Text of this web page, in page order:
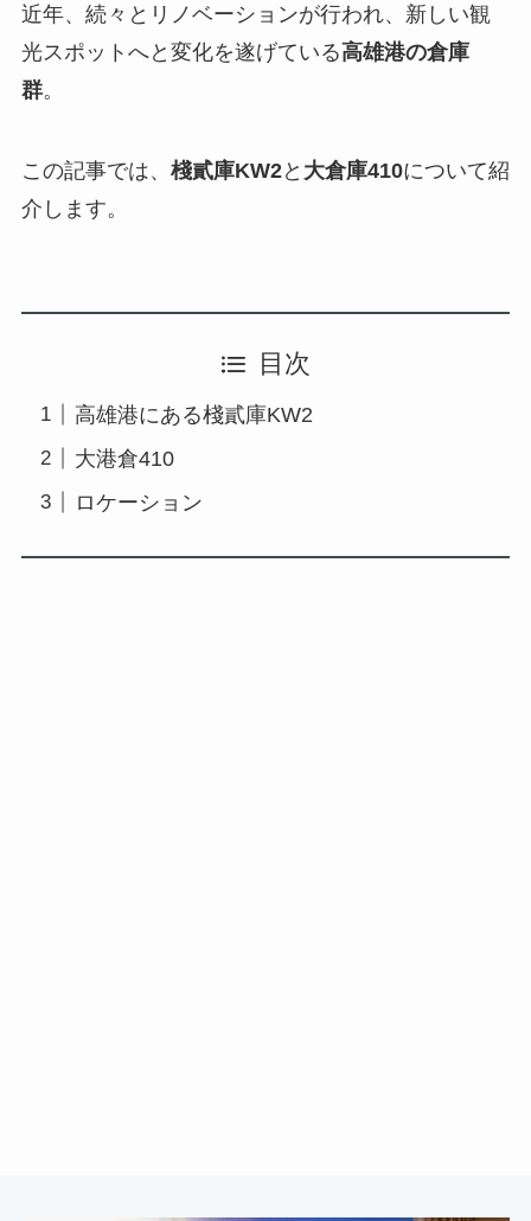
近年、続々とリノベーションが行われ、新しい観
光スポットへと変化を遂げている高雄港の倉庫
群。
この記事では、 棧貳庫KW2と 大倉庫410について紹
介します。
目次
高雄港にある棧貳庫KW2
大港倉410
ロケーション